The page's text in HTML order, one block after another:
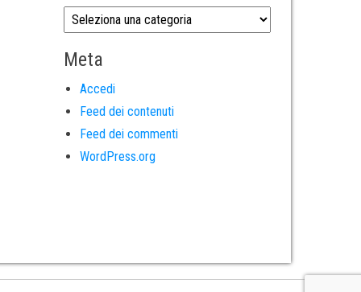
Meta
Accedi
Feed dei contenuti
Feed dei commenti
WordPress.org